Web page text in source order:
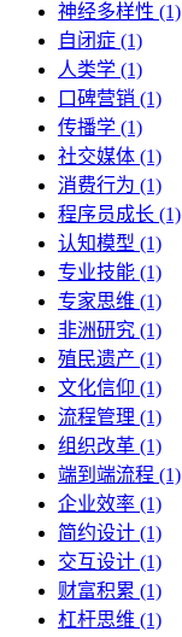
神经多样性 (1)
自闭症 (1)
人类学 (1)
口碑营销 (1)
传播学 (1)
社交媒体 (1)
消费行为 (1)
程序员成长 (1)
认知模型 (1)
专业技能 (1)
专家思维 (1)
非洲研究 (1)
殖民遗产 (1)
文化信仰 (1)
流程管理 (1)
组织改革 (1)
端到端流程 (1)
企业效率 (1)
简约设计 (1)
交互设计 (1)
财富积累 (1)
杠杆思维 (1)